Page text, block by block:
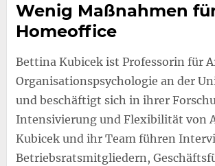
Wenig Maßnahmen
Homeoffice
Bettina Kubicek ist Professorin für
Organisationspsychologie an der
und beschäftigt sich in ihrer
Intensivierung und Flexibilität von
Kubicek und ihr Team führen
Betriebsratsmitgliedern,